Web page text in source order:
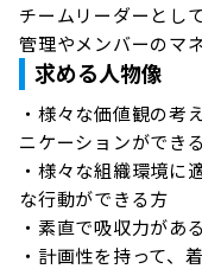
チームリーダーとし
管理やメンバーのマ
求める人物像
・様々な価値観の考
ニケーションができ
・様々な組織環境に
な行動ができる方
・素直で吸収力があ
・計画性を持って、